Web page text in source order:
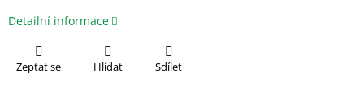
Detailní informace
Zeptat se Hlídat Sdílet